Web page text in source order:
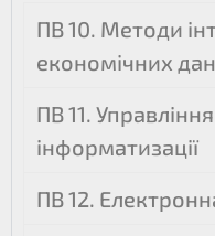
ПВ 10. Методи
економічних
ПВ 11.
інформатизації
ПВ 12.